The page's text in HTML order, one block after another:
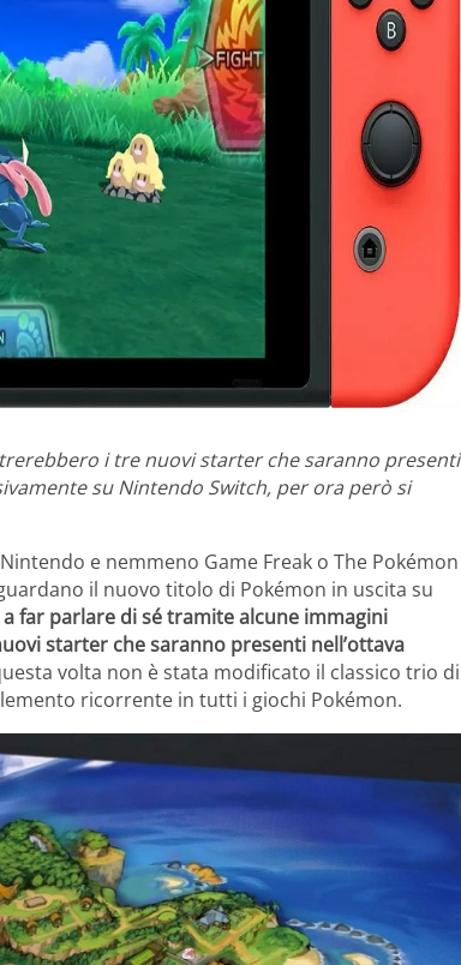
i tre nuovi starter che saranno presenti
su Nintendo Switch, per ora però si
e nemmeno Game Freak o The Pokémon
il nuovo titolo di Pokémon in uscita su
far parlare di sé tramite alcune immagini
starter che saranno presenti nell’ottava
volta non è stata modificato il classico trio di
ricorrente in tutti i giochi Pokémon.